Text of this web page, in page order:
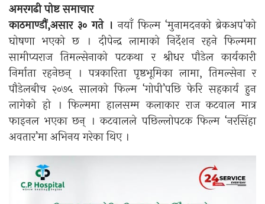
अमरगढी पोष्ट समाचार
काठमाण्डौं,असार ३० गते । नयाँ फिल्म ‘मुनामदनको ब्रेकअप’को
घोषणा भएको छ । दीपेन्द्र लामाको निर्देशन रहने फिल्ममा
सामीप्यराज तिमल्सेनाको पटकथा र श्रीधर पौडेल कार्यकारी
निर्माता रहनेछन् । पत्रकारिता पृष्ठभूमिका लामा, तिमल्सेना र
पौडेलबीच २०७५ सालको फिल्म ‘गोपी’पछि फेरि सहकार्य हुन
लागेको हो । फिल्ममा हालसम्म कलाकार राज कटवाल मात्र
फाइनल भएका छन् । कटवालले पछिल्लोपटक फिल्म ‘नरसिंहा
अवतार’मा अभिनय गरेका थिए ।